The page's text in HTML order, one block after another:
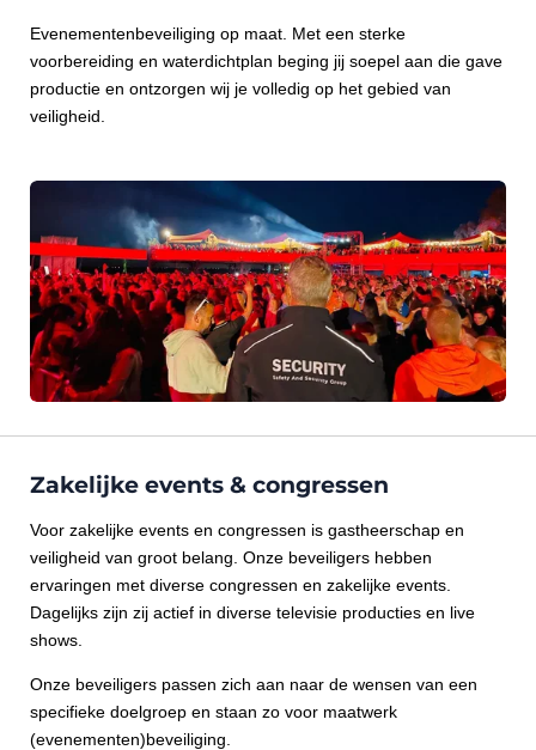
Evenementenbeveiliging op maat. Met een sterke
voorbereiding en waterdichtplan beging jij soepel aan die gave
productie en ontzorgen wij je volledig op het gebied van
veiligheid.
Zakelijke events & congressen
Voor zakelijke events en congressen is gastheerschap en
veiligheid van groot belang. Onze beveiligers hebben
ervaringen met diverse congressen en zakelijke events.
Dagelijks zijn zij actief in diverse televisie producties en live
shows.
Onze beveiligers passen zich aan naar de wensen van een
specifieke doelgroep en staan zo voor maatwerk
(evenementen)beveiliging.